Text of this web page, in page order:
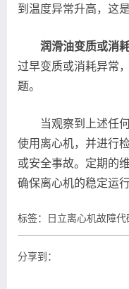
到温度异常升高，这
润滑油变质或消
过早变质或消耗异常
题。
当观察到上述任
使用离心机，并进行
或安全事故。定期的
确保离心机的稳定运行
标签： 日立离心机故障代
分享到：